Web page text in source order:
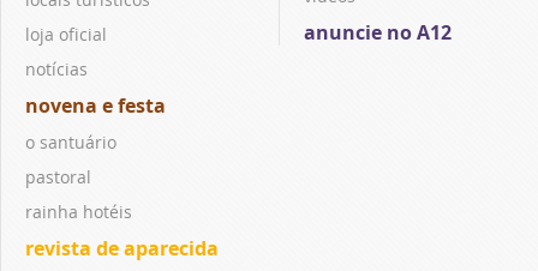
loja oficial
notícias
novena e festa
o santuário
pastoral
rainha hotéis
revista de aparecida
anuncie no A12